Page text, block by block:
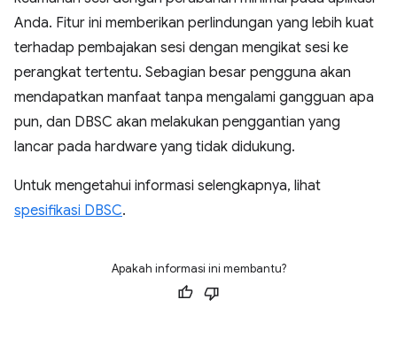
Anda. Fitur ini memberikan perlindungan yang lebih kuat
terhadap pembajakan sesi dengan mengikat sesi ke
perangkat tertentu. Sebagian besar pengguna akan
mendapatkan manfaat tanpa mengalami gangguan apa
pun, dan DBSC akan melakukan penggantian yang
lancar pada hardware yang tidak didukung.
Untuk mengetahui informasi selengkapnya, lihat
spesifikasi DBSC.
Apakah informasi ini membantu?